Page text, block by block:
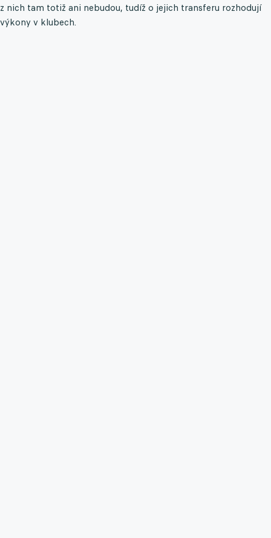
z nich tam totiž ani nebudou, tudíž o jejich transferu rozhodují
výkony v klubech.